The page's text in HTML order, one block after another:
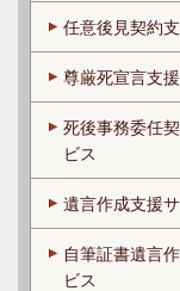
任意後見契約
尊厳死宣言支
死後事務委任
ビス
遺言作成支援
自筆証書遺言
ビス